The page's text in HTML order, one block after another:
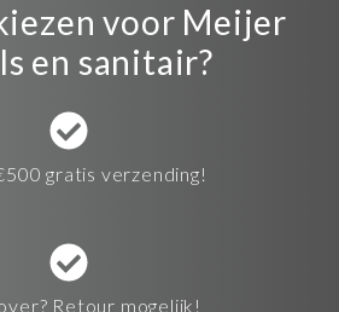
voor Meijer
en sanitair?
gratis verzending!
Retour mogelijk!